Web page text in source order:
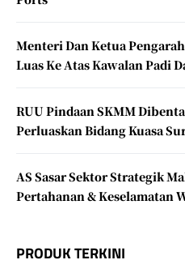
Menteri Dan Ketua
Luas Ke Atas Kawalan Padi
RUU Pindaan SKMM
Perluaskan Bidang Kuasa
AS Sasar Sektor Strategik
Pertahanan & Keselamatan
PRODUK TERKINI